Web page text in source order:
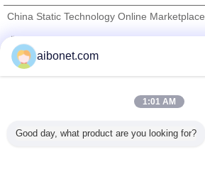
China Static Technology Online Marketplace
Trust Seal
Alle Produkte
aibonet.com
1:01 AM
Good day, what product are you looking for?